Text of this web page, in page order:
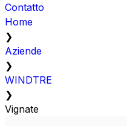
Contatto
Home
❯
Aziende
❯
WINDTRE
❯
Vignate